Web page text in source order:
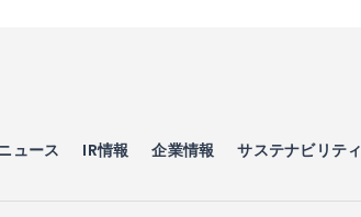
ュース IR情報 企業情報 サステナビリティ